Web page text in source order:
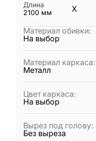
Длина
2100 мм X
Материал обивки:
На выбор
Материал каркаса:
Металл
Цвет каркаса:
На выбор
Вырез под голову:
Без выреза